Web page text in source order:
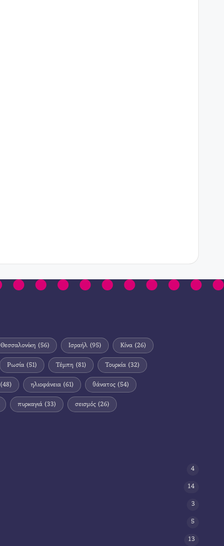
Θεσσαλονίκη (56) Ισραήλ (95) Κίνα (26)
Ρωσία (51) Τέμπη (81) Τουρκία (32)
(48) ηλιοφάνεια (61) θάνατος (54)
πυρκαγιά (33) σεισμός (26)
4
14
3
5
13